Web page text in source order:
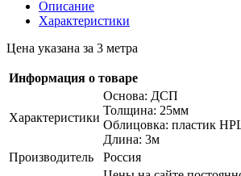
Описание
Характеристики
Цена указана за 3 метра
Информация о товаре
Характеристики
Основа: ДСП
Толщина: 25мм
Облицовка: пластик
Длина: 3м
Производитель
Россия